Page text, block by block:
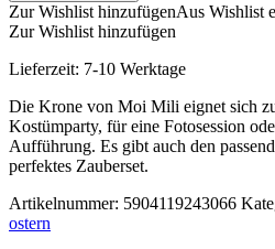
Zur Wishlist hinzufügenAus Wishlist
Zur Wishlist hinzufügen
Lieferzeit: 7-10 Werktage
Die Krone von Moi Mili eignet sich
Kostümparty, für eine Fotosession
Aufführung. Es gibt auch den
perfektes Zauberset.
Artikelnummer: 5904119243066
ostern